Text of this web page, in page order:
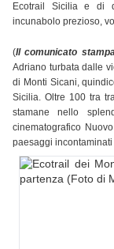
Ecotrail Sicilia e di
incunabolo prezioso,
(Il comunicato
Adriano turbata dalle
di Monti Sicani,
Sicilia. Oltre 100 tra
stamane nello
cinematografico
paesaggi